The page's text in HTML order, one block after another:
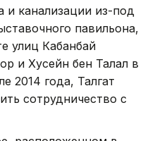
и канализации из-под
павильона,
улиц Кабанбай
и Хусейн бен Талал в
2014 года, Талгат
сотрудничество с